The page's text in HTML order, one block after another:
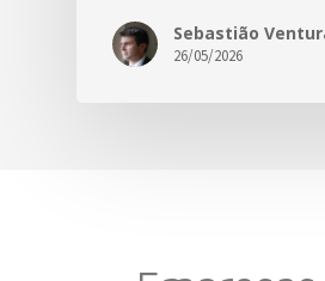
Sebastião
26/05/2026